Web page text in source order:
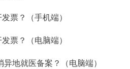
票？（手机端）
票？（电脑端）
地就医备案？（电脑端）